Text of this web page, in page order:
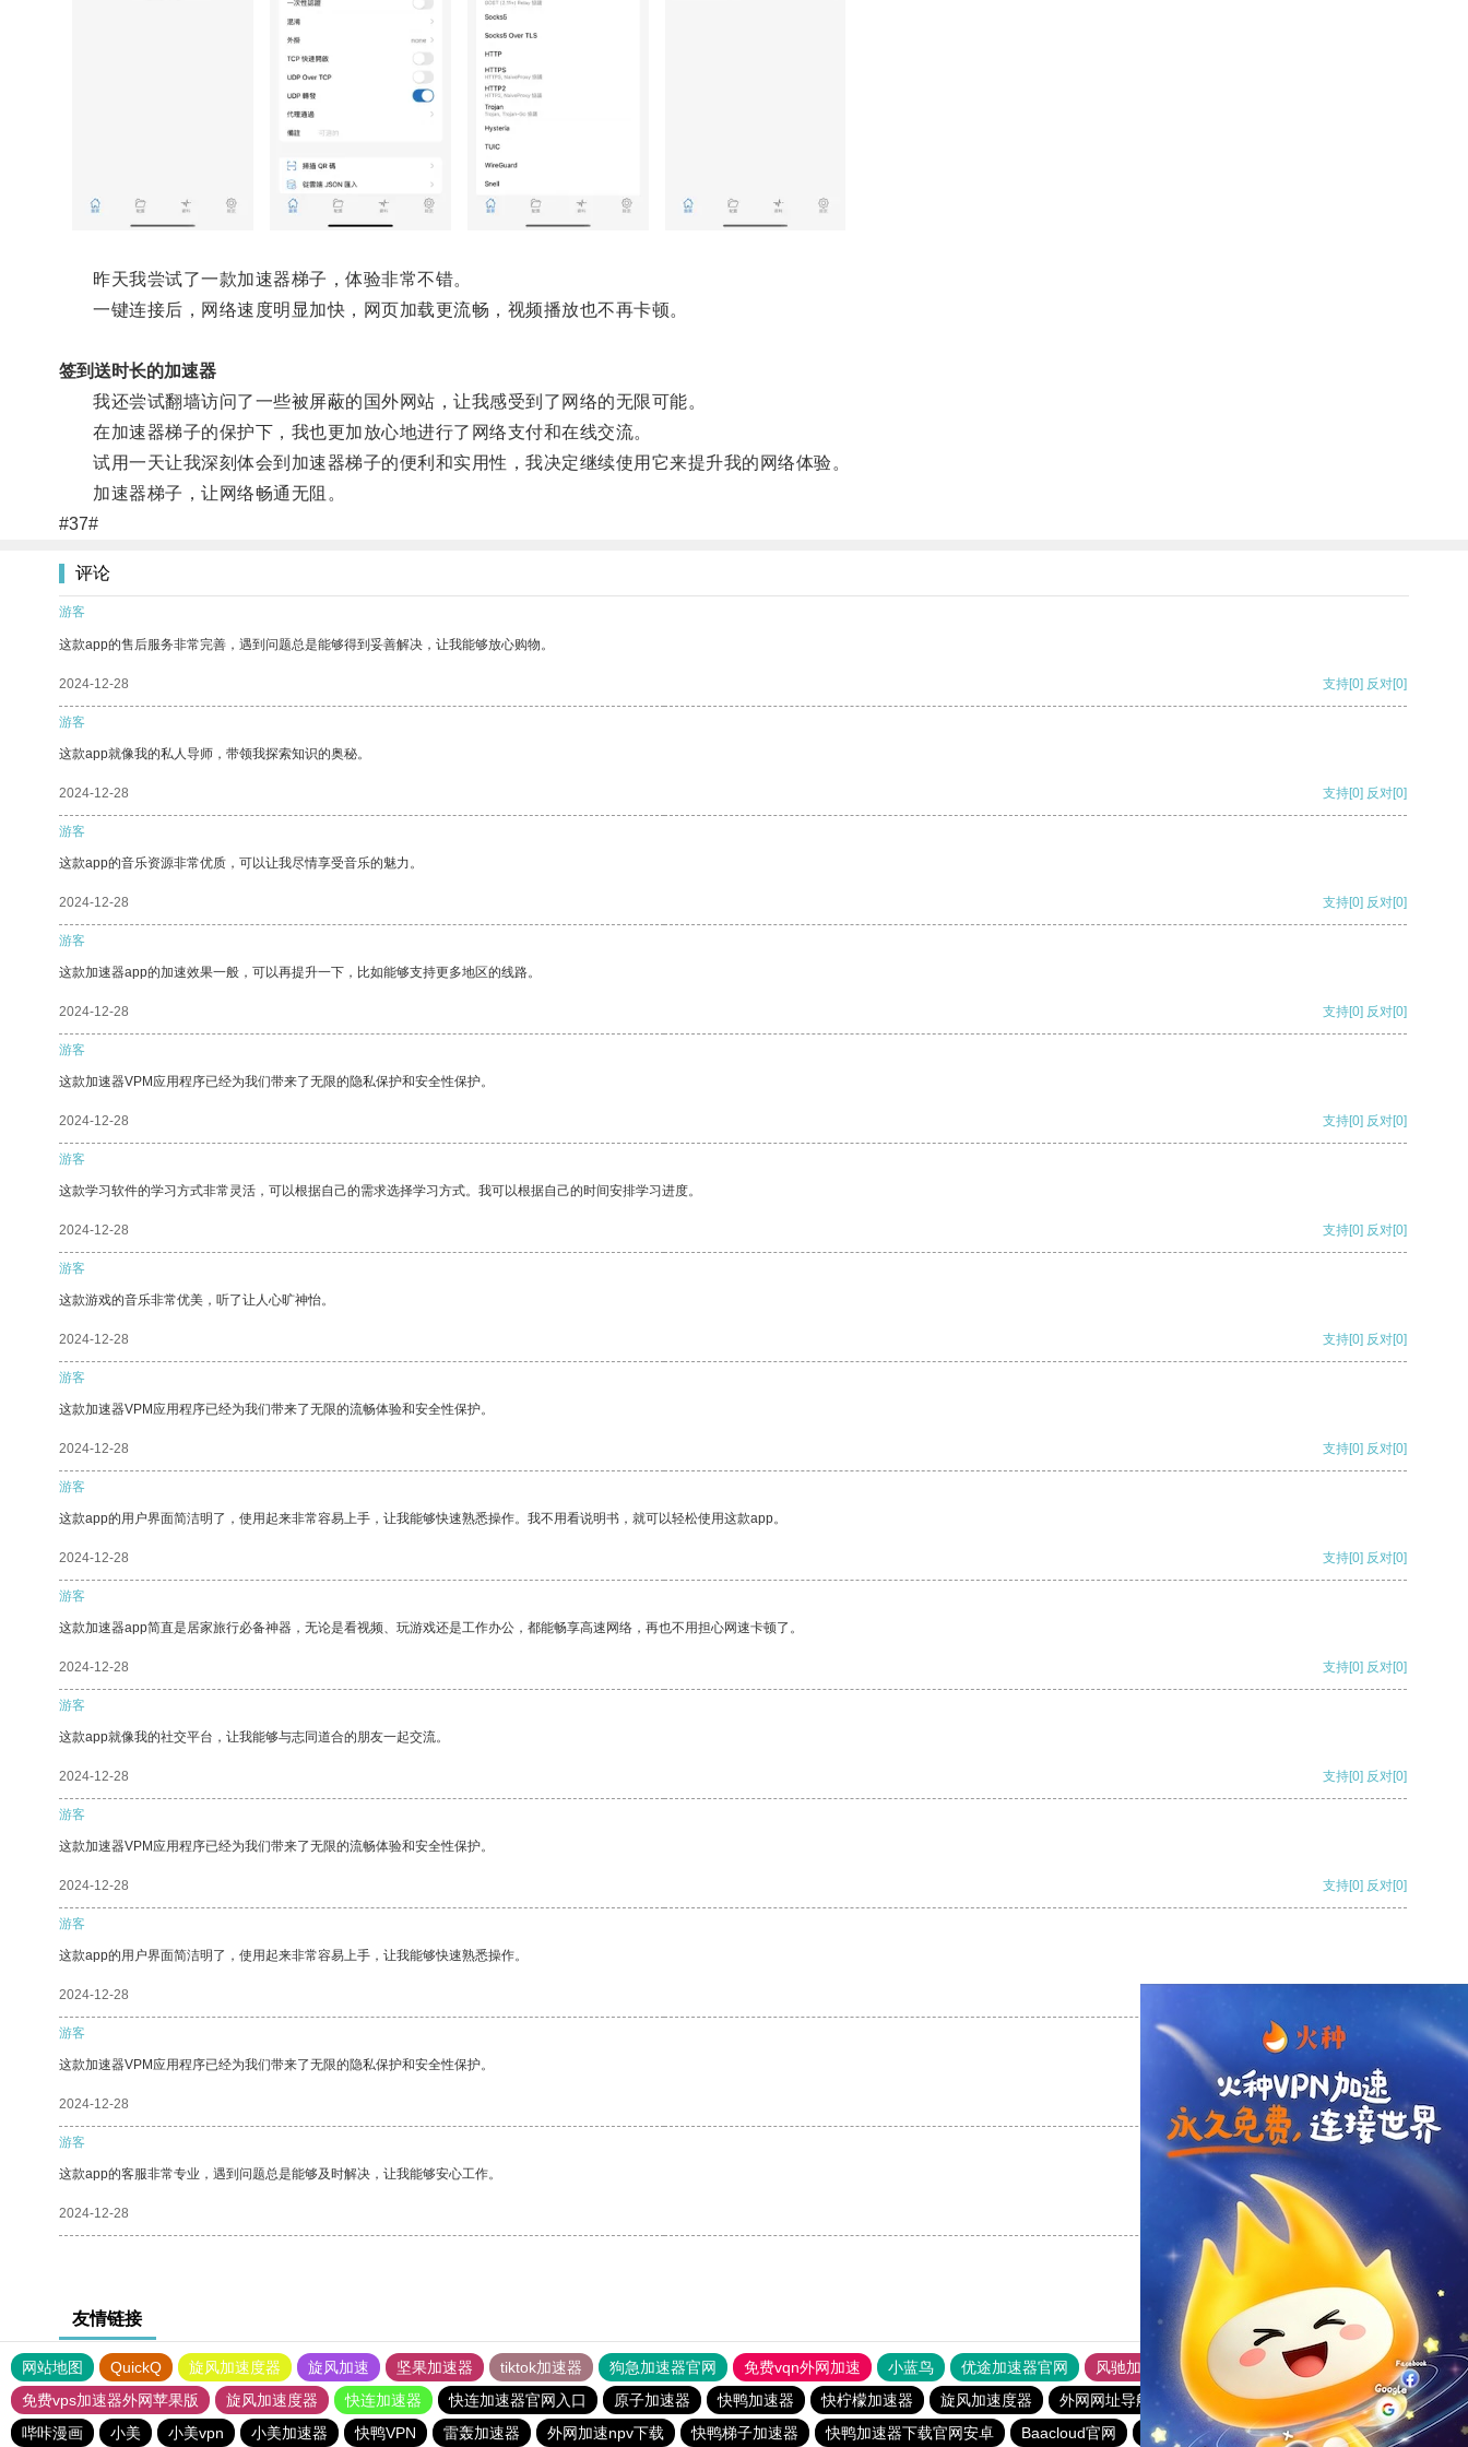
昨天我尝试了一款加速器梯子，体验非常不错。
一键连接后，网络速度明显加快，网页加载更流畅，视频播放也不再卡顿。
签到送时长的加速器
我还尝试翻墙访问了一些被屏蔽的国外网站，让我感受到了网络的无限可能。
在加速器梯子的保护下，我也更加放心地进行了网络支付和在线交流。
试用一天让我深刻体会到加速器梯子的便利和实用性，我决定继续使用它来提升我的网络体验。
加速器梯子，让网络畅通无阻。
#37#
评论
游客
这款app的售后服务非常完善，遇到问题总是能够得到妥善解决，让我能够放心购物。
2024-12-28 支持[0] 反对[0]
游客
这款app就像我的私人导师，带领我探索知识的奥秘。
2024-12-28 支持[0] 反对[0]
游客
这款app的音乐资源非常优质，可以让我尽情享受音乐的魅力。
2024-12-28 支持[0] 反对[0]
游客
这款加速器app的加速效果一般，可以再提升一下，比如能够支持更多地区的线路。
2024-12-28 支持[0] 反对[0]
游客
这款加速器VPM应用程序已经为我们带来了无限的隐私保护和安全性保护。
2024-12-28 支持[0] 反对[0]
游客
这款学习软件的学习方式非常灵活，可以根据自己的需求选择学习方式。我可以根据自己的时间安排学习进度。
2024-12-28 支持[0] 反对[0]
游客
这款游戏的音乐非常优美，听了让人心旷神怡。
2024-12-28 支持[0] 反对[0]
游客
这款加速器VPM应用程序已经为我们带来了无限的流畅体验和安全性保护。
2024-12-28 支持[0] 反对[0]
游客
这款app的用户界面简洁明了，使用起来非常容易上手，让我能够快速熟悉操作。我不用看说明书，就可以轻松使用这款app。
2024-12-28 支持[0] 反对[0]
游客
这款加速器app简直是居家旅行必备神器，无论是看视频、玩游戏还是工作办公，都能畅享高速网络，再也不用担心网速卡顿了。
2024-12-28 支持[0] 反对[0]
游客
这款app就像我的社交平台，让我能够与志同道合的朋友一起交流。
2024-12-28 支持[0] 反对[0]
游客
这款加速器VPM应用程序已经为我们带来了无限的流畅体验和安全性保护。
2024-12-28 支持[0] 反对[0]
游客
这款app的用户界面简洁明了，使用起来非常容易上手，让我能够快速熟悉操作。
2024-12-28
游客
这款加速器VPM应用程序已经为我们带来了无限的隐私保护和安全性保护。
2024-12-28 支持 [0] 反对 [0]
游客
这款app的客服非常专业，遇到问题总是能够及时解决，让我能够安心工作。
2024-12-28 支持
友情链接
网站地图 QuickQ 旋风加速度器 旋风加速 坚果加速器 tiktok加速器 狗急加速器官网 免费vqn外网加速 小蓝鸟 优途加速器官网 风驰加速器
旋风加速器
免费vps加速器外网苹果版
旋风加速度器 快连加速器 快连加速器官网入口 原子加速器 快鸭加速器 快柠檬加速器 旋风加速度器 外网网址导航 软件中心 雷霆加速
狂飙加速器
哔咔漫画
小美 小美vpn 小美加速器 快鸭VPN 雷轰加速器 外网加速npv下载 快鸭梯子加速器 快鸭加速器下载官网安卓 Baacloud官网 jm加速器推荐免费 风驰加速官网首页